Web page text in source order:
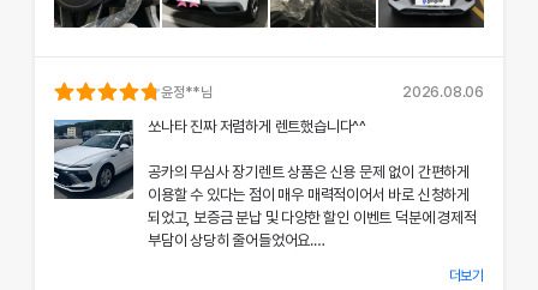
윤정**님 2026.08.06
쏘나타 진짜 저렴하게 렌트했습니다^^
공카의 무심사 장기렌트 상품은 신용 문제 없이 간편하게
이용할 수 있다는 점이 매우 매력적이어서 바로 신청하게
되었고, 보증금 분납 및 다양한 할인 이벤트 덕분에 경제적
부담이 상당히 줄어들었어요.
차량 인수 시 장민혁 담당자님께서 친절하고 꼼꼼하게 신차
더보기